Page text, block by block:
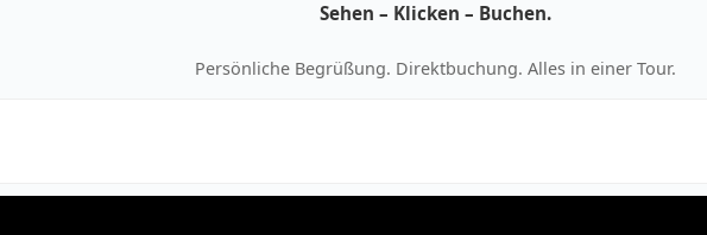
Sehen – Klicken – Buchen.
Persönliche Begrüßung. Direktbuchung. Alles in einer Tour.